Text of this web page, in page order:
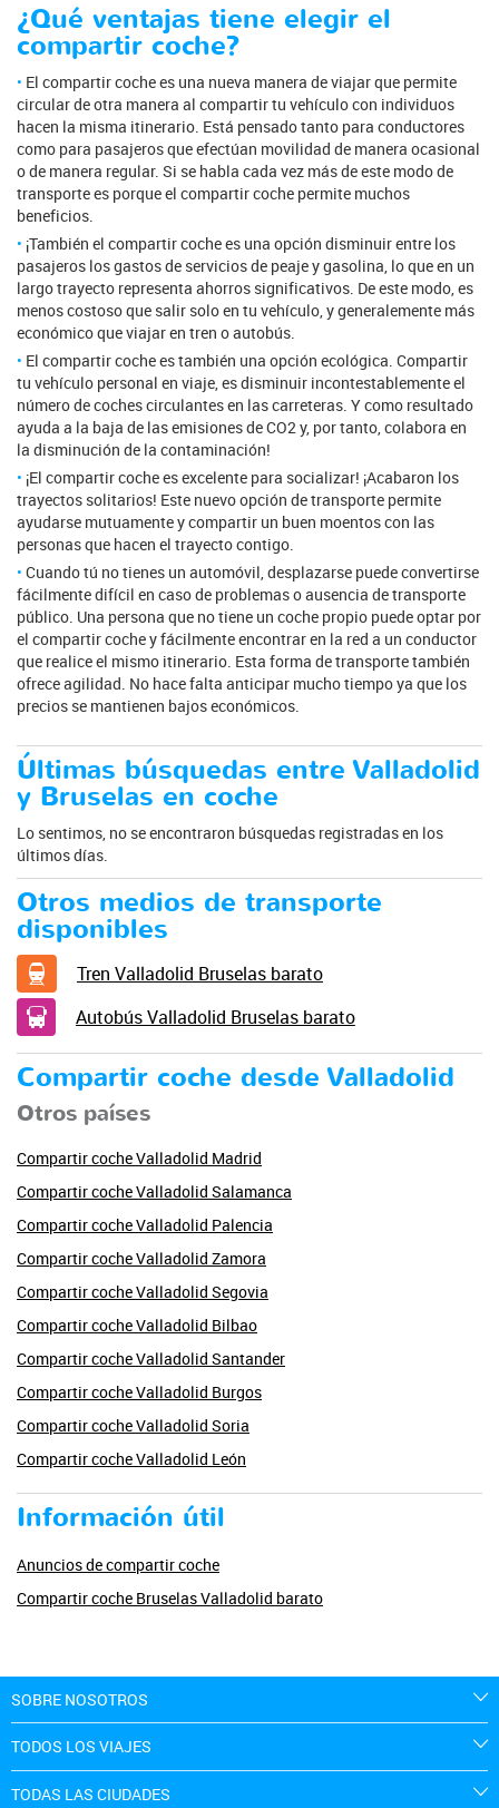
¿Qué ventajas tiene elegir el
compartir coche?
El compartir coche es una nueva manera de viajar que permite
circular de otra manera al compartir tu vehículo con individuos
hacen la misma itinerario. Está pensado tanto para conductores
como para pasajeros que efectúan movilidad de manera ocasional
o de manera regular. Si se habla cada vez más de este modo de
transporte es porque el compartir coche permite muchos
beneficios.
¡También el compartir coche es una opción disminuir entre los
pasajeros los gastos de servicios de peaje y gasolina, lo que en un
largo trayecto representa ahorros significativos. De este modo, es
menos costoso que salir solo en tu vehículo, y generalemente más
económico que viajar en tren o autobús.
El compartir coche es también una opción ecológica. Compartir
tu vehículo personal en viaje, es disminuir incontestablemente el
número de coches circulantes en las carreteras. Y como resultado
ayuda a la baja de las emisiones de CO2 y, por tanto, colabora en
la disminución de la contaminación!
¡El compartir coche es excelente para socializar! ¡Acabaron los
trayectos solitarios! Este nuevo opción de transporte permite
ayudarse mutuamente y compartir un buen moentos con las
personas que hacen el trayecto contigo.
Cuando tú no tienes un automóvil, desplazarse puede convertirse
fácilmente difícil en caso de problemas o ausencia de transporte
público. Una persona que no tiene un coche propio puede optar por
el compartir coche y fácilmente encontrar en la red a un conductor
que realice el mismo itinerario. Esta forma de transporte también
ofrece agilidad. No hace falta anticipar mucho tiempo ya que los
precios se mantienen bajos económicos.
Últimas búsquedas entre Valladolid
y Bruselas en coche
Lo sentimos, no se encontraron búsquedas registradas en los
últimos días.
Otros medios de transporte
disponibles
Tren Valladolid Bruselas barato
Autobús Valladolid Bruselas barato
Compartir coche desde Valladolid
Otros países
Compartir coche Valladolid Madrid
Compartir coche Valladolid Salamanca
Compartir coche Valladolid Palencia
Compartir coche Valladolid Zamora
Compartir coche Valladolid Segovia
Compartir coche Valladolid Bilbao
Compartir coche Valladolid Santander
Compartir coche Valladolid Burgos
Compartir coche Valladolid Soria
Compartir coche Valladolid León
Información útil
Anuncios de compartir coche
Compartir coche Bruselas Valladolid barato
SOBRE NOSOTROS
TODOS LOS VIAJES
TODAS LAS CIUDADES